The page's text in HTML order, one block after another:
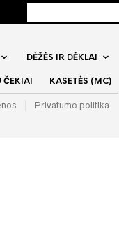
DĖŽĖS IR DĖKLAI
ČEKIAI KASETĖS (MC)
Privatumo politika